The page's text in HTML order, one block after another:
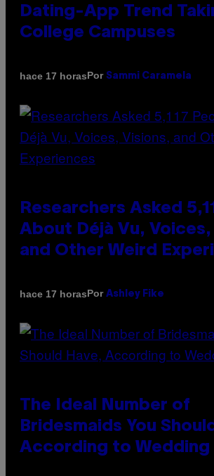
Dating-App Trend
College Campuses
hace 17 horasPor Sammi Caramela
Researchers Asked
About Déjà Vu, Voices,
and Other Weird
hace 17 horasPor Ashley Fike
The Ideal Number of
Bridesmaids You
According to Wedding